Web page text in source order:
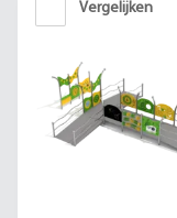
Vergelijken